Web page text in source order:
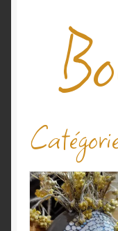
Mon travail
Validation de la